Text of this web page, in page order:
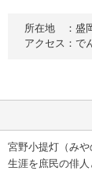
所在地　：盛
アクセス：で
宮野小提灯（みや
生涯を庶民の俳人